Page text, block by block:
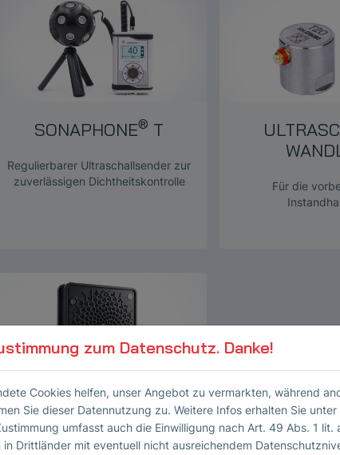
SONAPHONE® T
Regulierbarer Ultraschallsender zur
zuverlässigen Dichtheitskontrolle
Für die
SONASCREEN 2
SENSOR
zum Datenschutz. Danke!
Cookies helfen, unser Angebot zu vermarkten, während
Sie dieser Datennutzung zu. Weitere Infos erhalten Sie unter
umfasst auch die Einwilligung nach Art. 49 Abs. 1 lit.
Drittländer mit eventuell nicht ausreichendem